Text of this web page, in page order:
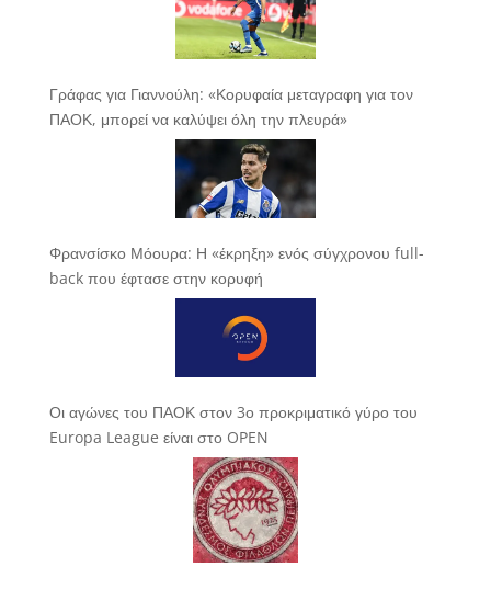
Γράφας για Γιαννούλη: «Κορυφαία μεταγραφη για τον
ΠΑΟΚ, μπορεί να καλύψει όλη την πλευρά»
Φρανσίσκο Μόουρα: Η «έκρηξη» ενός σύγχρονου full-
back που έφτασε στην κορυφή
Οι αγώνες του ΠΑΟΚ στον 3ο προκριματικό γύρο του
Europa League είναι στο OPEN